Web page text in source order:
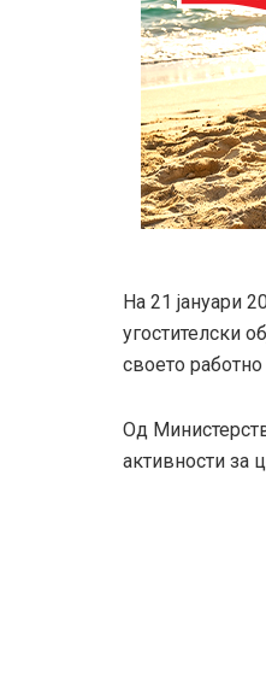
На 21 јануари
угостителски
своето
Од
активности за